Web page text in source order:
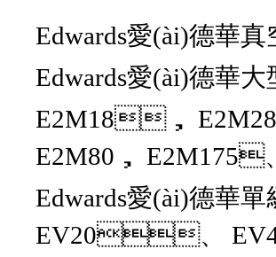
Edwards愛(ài)德華
Edwards愛(ài)德華大
E2M18，
E2M80， E2M175
Edwards愛(ài)德華
EV20、